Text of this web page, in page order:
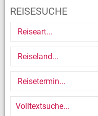
REISESUCHE